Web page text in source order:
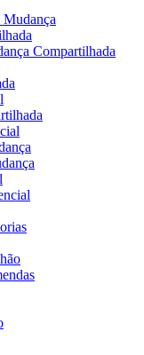
Mudança
Compartilhada